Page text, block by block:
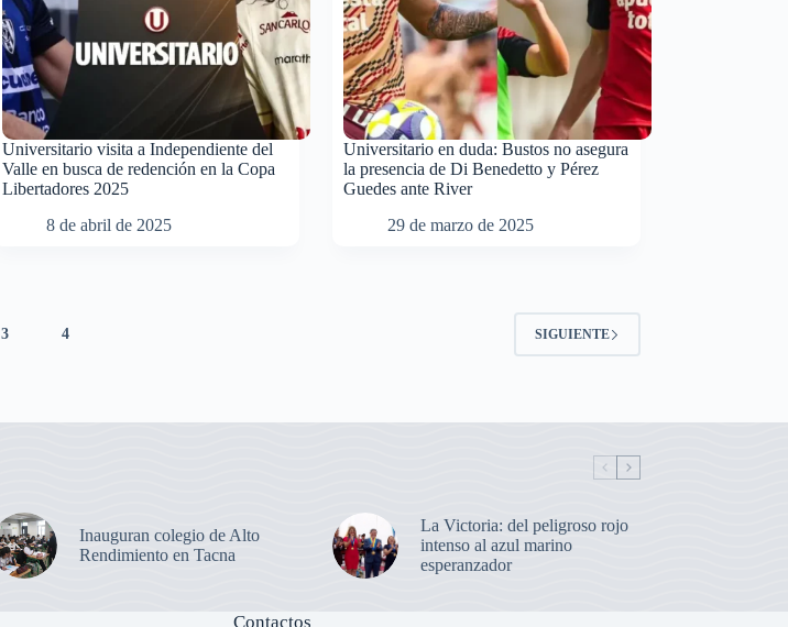
Universitario visita a Independiente del
Valle en busca de redención en la Copa
Libertadores 2025
8 de abril de 2025
Universitario en duda: Bustos no asegura
la presencia de Di Benedetto y Pérez
Guedes ante River
29 de marzo de 2025
3 4 SIGUIENTE
Inauguran colegio de Alto
Rendimiento en Tacna
La Victoria: del peligroso rojo
intenso al azul marino
esperanzador
Contactos